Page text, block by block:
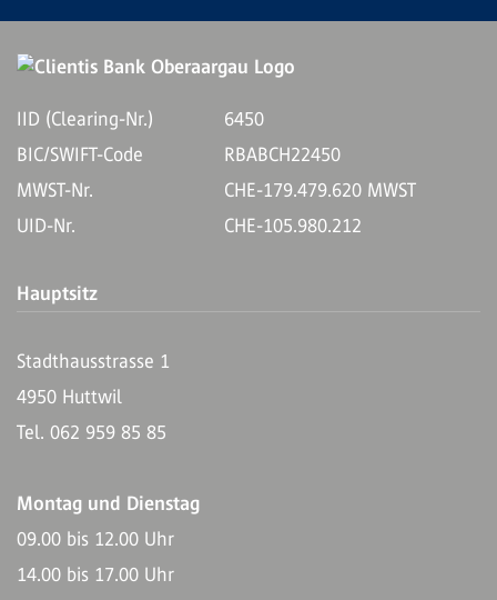
IID (Clearing-Nr.)
6450
BIC/SWIFT-Code
RBABCH22450
MWST-Nr.
CHE-179.479.620 MWST
UID-Nr.
CHE-105.980.212
Hauptsitz
Stadthausstrasse 1
4950 Huttwil
Tel. 062 959 85 85
Montag und Dienstag
09.00 bis 12.00 Uhr
14.00 bis 17.00 Uhr